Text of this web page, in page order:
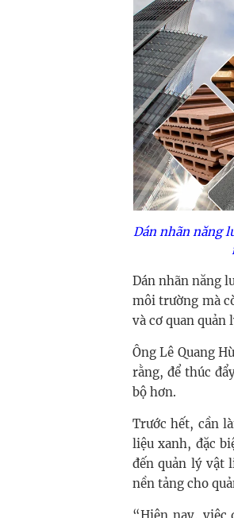
Dán nhãn năng
Dán nhãn năng
môi trường mà
và cơ quan quản
Ông Lê Quang
rằng, để thúc
bộ hơn.
Trước hết, cần
liệu xanh, đặc
đến quản lý vật
nền tảng cho